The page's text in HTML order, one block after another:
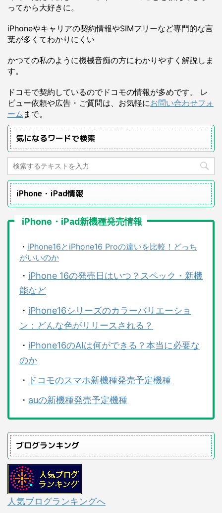
ってから大好きに。
iPhoneやキャリアの契約情報やSIMフリーなど専門的な言
葉が多くてわかりにくい
かつての私のように機械音痴の方にわかりやすく解説しま
す。
ドコモで契約しているのでドコモの情報が多めです。 レ
ビュー依頼や広告・ご質問は、お気軽にお問い合わせフォ
ーム まで。
気になるワードで検索
iPhone・iPad情報
iPhone・iPad新機種発売情報
・ iPhone16とiPhone16 Proの違いを比較！どっち
がいいのか
・ iPhone 16の発売日はいつ？スペック・新機
能など
・ iPhone16シリーズのカラーバリエーショ
ン：どんな色がリリースされる？
・ iPhone16のAIは何ができる？本当に必要な
のか
・
ドコモのスマホ新機種発売予定機種
・ auの新機種発売予定機種
ブログランキング
人気ブログランキングへ